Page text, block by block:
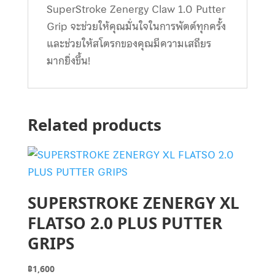
SuperStroke Zenergy Claw 1.0 Putter
Grip จะช่วยให้คุณมั่นใจในการพัตต์ทุกครั้ง
และช่วยให้สโตรกของคุณมีความเสถียร
มากยิ่งขึ้น!
Related products
SUPERSTROKE ZENERGY XL
FLATSO 2.0 PLUS PUTTER
GRIPS
฿1,600